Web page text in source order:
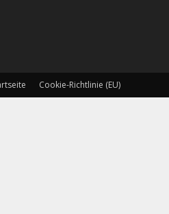
Cookie-Richtlinie (EU)